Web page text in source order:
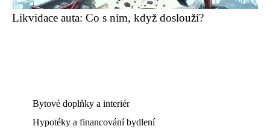
Likvidace auta: Co s ním, když doslouží?
Bytové doplňky a interiér
Hypotéky a financování bydlení